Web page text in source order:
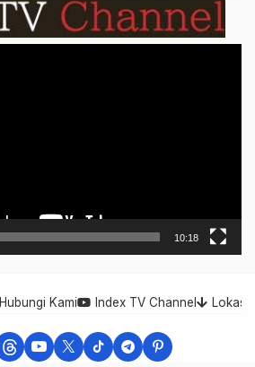
10:18
Hubungi Kami Index TV Channel Lokasi